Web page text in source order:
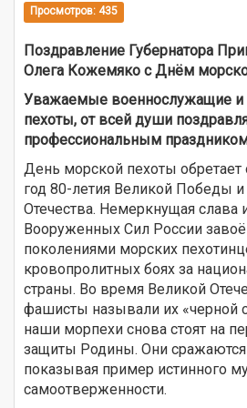
Просмотров: 435
Поздравление Губернатора
Олега Кожемяко с Днём
Уважаемые военнослужащие и
пехоты, от всей души
профессиональным
День морской пехоты обретает
год 80-летия Великой Победы
Отечества. Немеркнущая слава
Вооруженных Сил России
поколениями морских
кровопролитных боях за
страны. Во время Великой
фашисты называли их «черной
наши морпехи снова стоят на
защиты Родины. Они
показывая пример истинного
самоотверженности.